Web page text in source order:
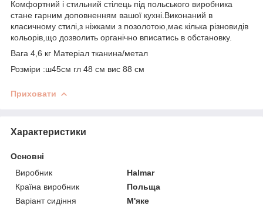
Комфортний і стильний стілець під польського виробника
стане гарним доповненням вашої кухні.Виконаний в
класичному стилі,з ніжками з позолотою,має кілька різновидів
кольорів,що дозволить органічно вписатись в обстановку.
Вага 4,6 кг Матеріал тканина/метал
Розміри :ш45см гл 48 см вис 88 см
Приховати
Характеристики
Основні
Виробник
Halmar
Країна виробник
Польща
Варіант сидіння
М'яке